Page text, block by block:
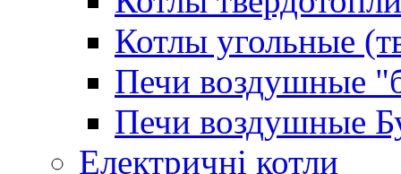
Котлы угольные
Печи воздушные
Печи воздушные
Електричні котли